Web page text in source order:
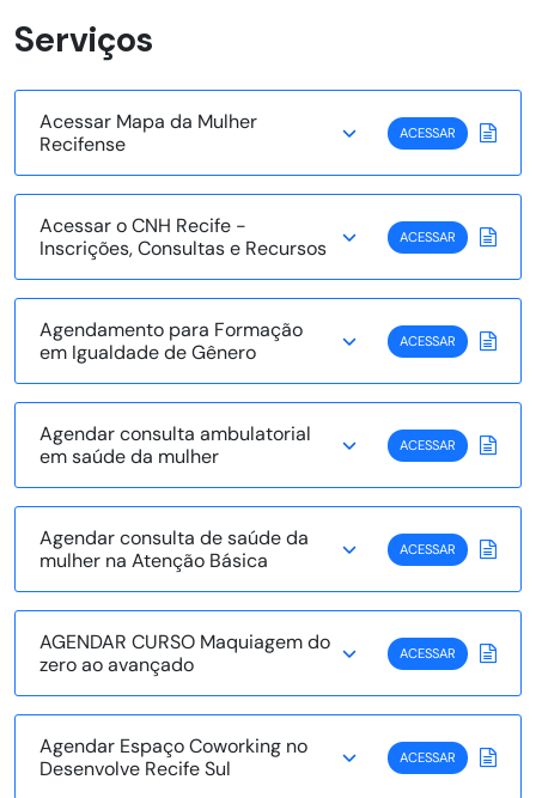
Serviços
Acessar Mapa da Mulher
Recifense
ACESSAR
Acessar o CNH Recife -
Inscrições, Consultas e Recursos
ACESSAR
Agendamento para Formação
em Igualdade de Gênero
ACESSAR
Agendar consulta ambulatorial
em saúde da mulher
ACESSAR
Agendar consulta de saúde da
mulher na Atenção Básica
ACESSAR
AGENDAR CURSO Maquiagem do
zero ao avançado
ACESSAR
Agendar Espaço Coworking no
Desenvolve Recife Sul
ACESSAR